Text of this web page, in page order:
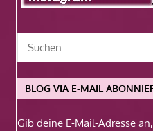
BLOG VIA E-MAIL
Gib deine E-Mail-Adresse